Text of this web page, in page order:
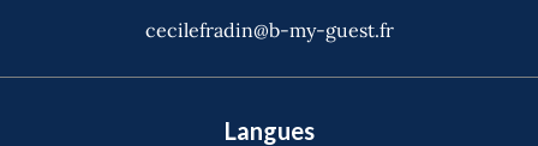
cecilefradin@b-my-guest.fr
Langues